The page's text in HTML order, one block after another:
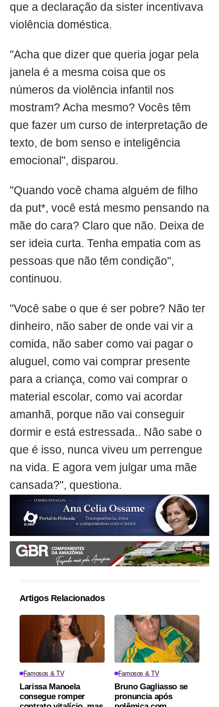
que a declaração da sister incentivava
violência doméstica.
"Acha que dizer que queria jogar pela
janela é a mesma coisa que os
números da violência infantil nos
mostram? Acha mesmo? Vocês têm
que fazer um curso de interpretação de
texto, de bom senso e inteligência
emocional", disparou.
"Quando você chama alguém de filho
da put*, você está mesmo pensando na
mãe do cara? Claro que não. Deixa de
ser ideia curta. Tenha empatia com as
pessoas que não têm condição",
continuou.
"Você sabe o que é ser pobre? Não ter
dinheiro, não saber de onde vai vir a
comida, não saber como vai pagar o
aluguel, como vai comprar presente
para a criança, como vai comprar o
material escolar, como vai acordar
amanhã, porque não vai conseguir
dormir e está estressada.. Não sabe o
que é isso, nunca viveu um perrengue
na vida. E agora vem julgar uma mãe
cansada?", questiona.
Artigos Relacionados
Famosos & TV
Larissa Manoela
consegue romper
Famosos & TV
Bruno Gagliasso se
pronuncia após